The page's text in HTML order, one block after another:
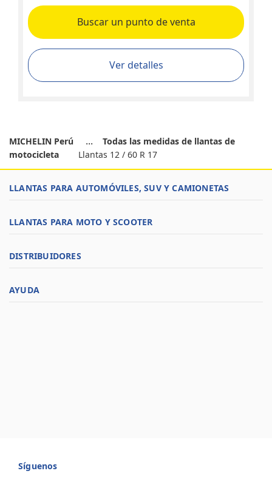
Buscar un punto de venta
Ver detalles
MICHELIN Perú
Todas las medidas de llantas de
motocicleta
Llantas 12 / 60 R 17
LLANTAS PARA AUTOMÓVILES, SUV Y CAMIONETAS
LLANTAS PARA MOTO Y SCOOTER
DISTRIBUIDORES
AYUDA
Síguenos